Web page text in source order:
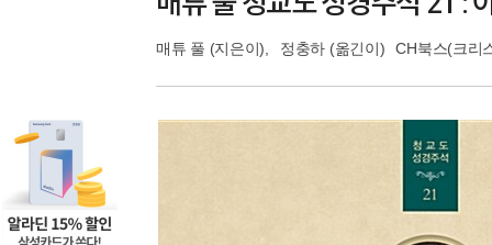
매튜 풀 (지은이), 정충하 (옮긴이) CH북스(크리